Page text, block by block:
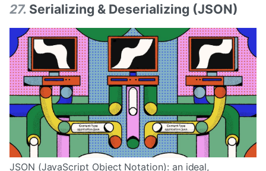
27. Serializing & Deserializing (JSON)
JSON (JavaScript Object Notation): an ideal,